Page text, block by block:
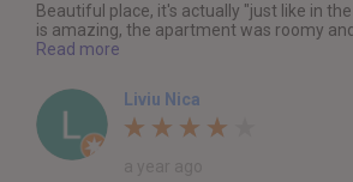
Beautiful place, it's actually "just like in
is amazing, the apartment was roomy and
Read more
Liviu Nica